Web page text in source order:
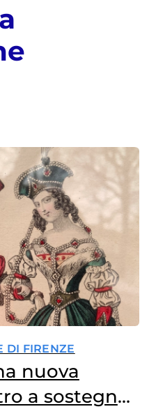
DI FIRENZE
nuova
a sostegno